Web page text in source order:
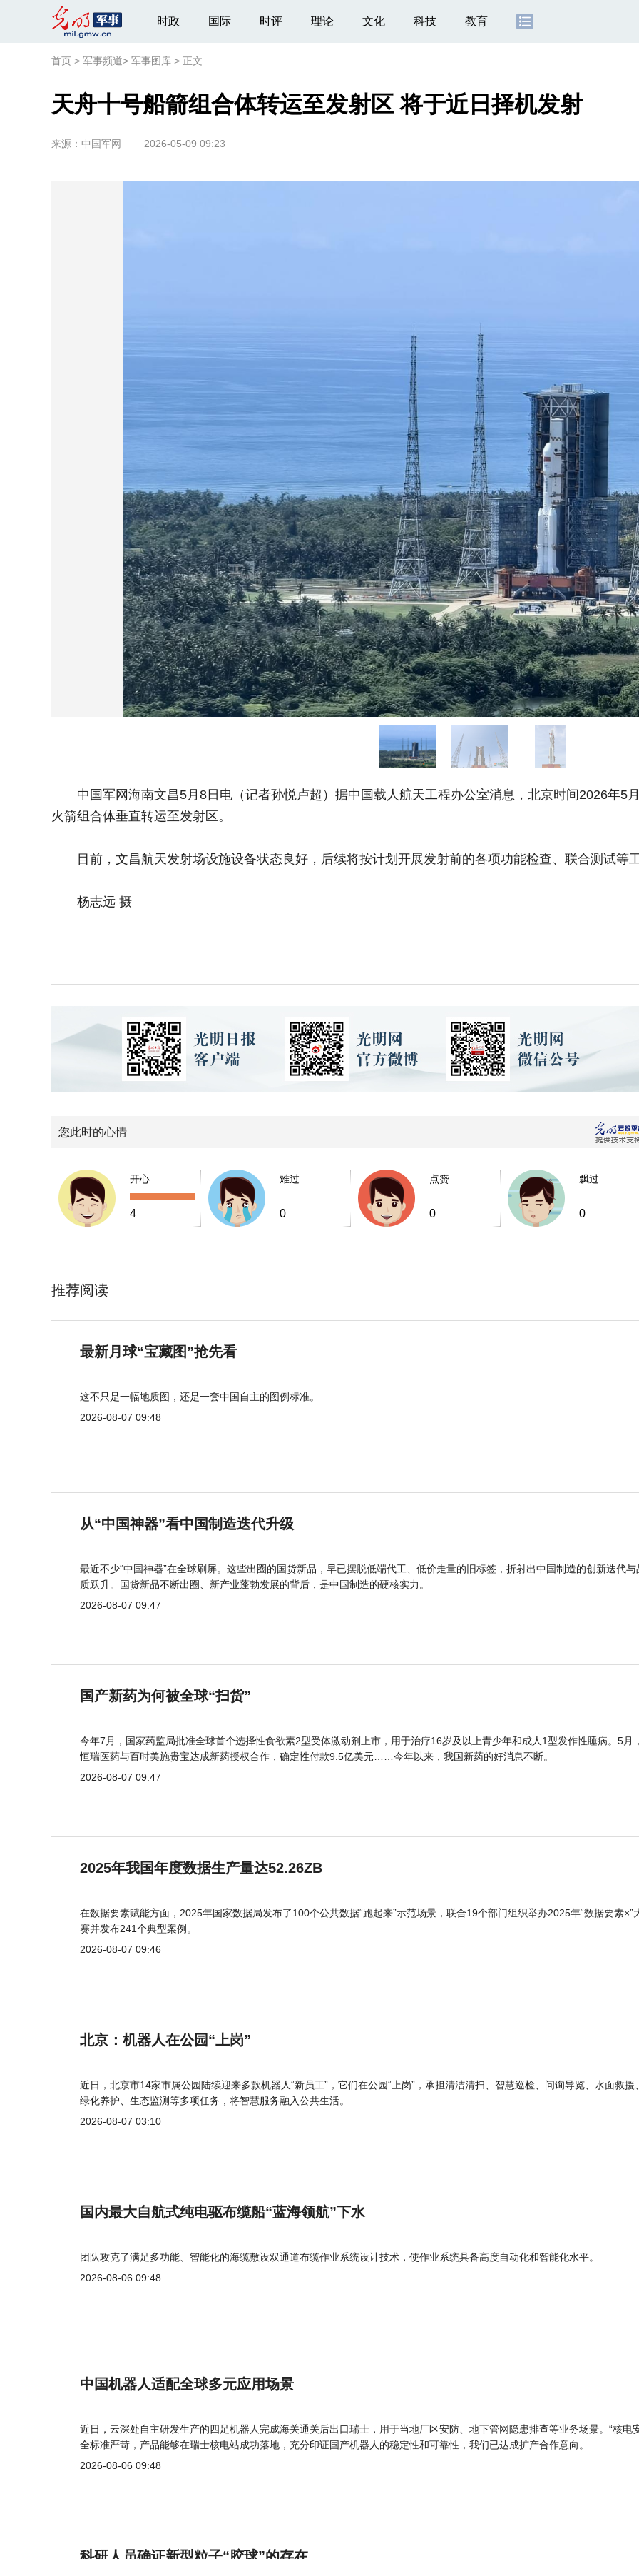
时政 国际 时评 理论 文化 科技 教育
首页 > 军事频道> 军事图库 > 正文
天舟十号船箭组合体转运至发射区 将于近日择机发射
来源： 中国军网 2026-05-09 09:23
中国军网海南文昌5月8日电（记者孙悦卢超）据中国载人航天工程办公室消息，北京时间2026年5
火箭组合体垂直转运至发射区。
目前，文昌航天发射场设施设备状态良好，后续将按计划开展发射前的各项功能检查、联合测试等
杨志远 摄
您此时的心情
开心
4
难过
0
点赞
0
飘过
0
推荐阅读
最新月球“宝藏图”抢先看
这不只是一幅地质图，还是一套中国自主的图例标准。
2026-08-07 09:48
从“中国神器”看中国制造迭代升级
最近不少“中国神器”在全球刷屏。这些出圈的国货新品，早已摆脱低端代工、低价走量的旧标签，折射出中国制造的创新迭代与
质跃升。国货新品不断出圈、新产业蓬勃发展的背后，是中国制造的硬核实力。
2026-08-07 09:47
国产新药为何被全球“扫货”
今年7月，国家药监局批准全球首个选择性食欲素2型受体激动剂上市，用于治疗16岁及以上青少年和成人1型发作性睡病。5月
恒瑞医药与百时美施贵宝达成新药授权合作，确定性付款9.5亿美元……今年以来，我国新药的好消息不断。
2026-08-07 09:47
2025年我国年度数据生产量达52.26ZB
在数据要素赋能方面，2025年国家数据局发布了100个公共数据“跑起来”示范场景，联合19个部门组织举办2025年“数据要素×”
赛并发布241个典型案例。
2026-08-07 09:46
北京：机器人在公园“上岗”
近日，北京市14家市属公园陆续迎来多款机器人“新员工”，它们在公园“上岗”，承担清洁清扫、智慧巡检、问询导览、水面救援
绿化养护、生态监测等多项任务，将智慧服务融入公共生活。
2026-08-07 03:10
国内最大自航式纯电驱布缆船“蓝海领航”下水
团队攻克了满足多功能、智能化的海缆敷设双通道布缆作业系统设计技术，使作业系统具备高度自动化和智能化水平。
2026-08-06 09:48
中国机器人适配全球多元应用场景
近日，云深处自主研发生产的四足机器人完成海关通关后出口瑞士，用于当地厂区安防、地下管网隐患排查等业务场景。“核电
全标准严苛，产品能够在瑞士核电站成功落地，充分印证国产机器人的稳定性和可靠性，我们已达成扩产合作意向。
2026-08-06 09:48